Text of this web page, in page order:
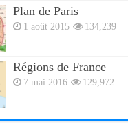
Plan de Paris
1 août 2015 134,239
Régions de France
7 mai 2016 129,972